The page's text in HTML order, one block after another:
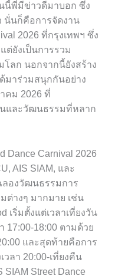
นี้พี่มีข่าวดีมาบอก ซึ่ง
นั่นก็คือการจัดงาน
2026 ที่กรุงเทพฯ ซึ่ง
ต่ยังเป็นการรวม
ลก นอกจากนี้ยังสร้าง
มาร่วมสนุกกันอย่าง
คม 2026 ที่
และวัฒนธรรมที่หลาก
Dance Carnival 2026
AIS SIAM, และ
ลองวัฒนธรรมการ
ต่างๆ มากมาย เช่น
เริ่มตั้งแต่เวลาเที่ยงวัน
17:00-18:00 ตามด้วย
และสุดท้ายคือการ
ลา 20:00-เที่ยงคืน
Street Dance